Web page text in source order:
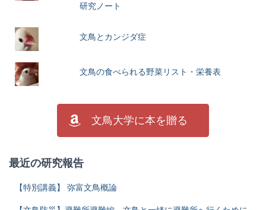
研究ノート
文鳥とカンジダ症
文鳥の食べられる野菜リスト・栄養表
文鳥大学に本を贈る
最近の研究報告
【特別講義】 弥富文鳥概論